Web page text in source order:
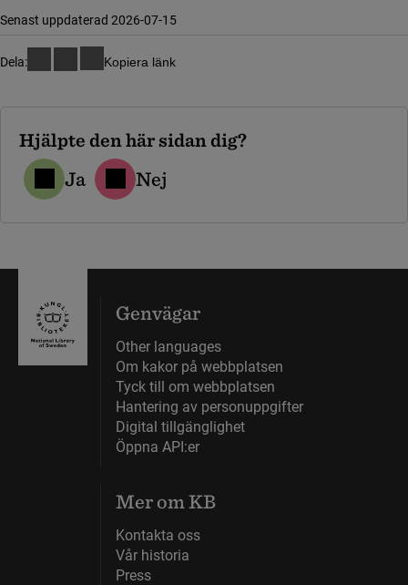
Senast uppdaterad 2026-07-15
Dela: Kopiera länk
Hjälpte den här sidan dig?
Ja Nej
Genvägar
Other languages
Om kakor på webbplatsen
Tyck till om webbplatsen
Hantering av personuppgifter
Digital tillgänglighet
Öppna API:er
Mer om KB
Kontakta oss
Vår historia
Press